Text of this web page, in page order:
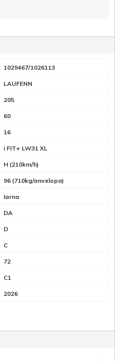
1029467/1026113
LAUFENN
205
60
16
i FIT+ LW31 XL
H (210km/h)
96 (710kg/anvelopa)
Iarna
DA
D
C
72
C1
2026